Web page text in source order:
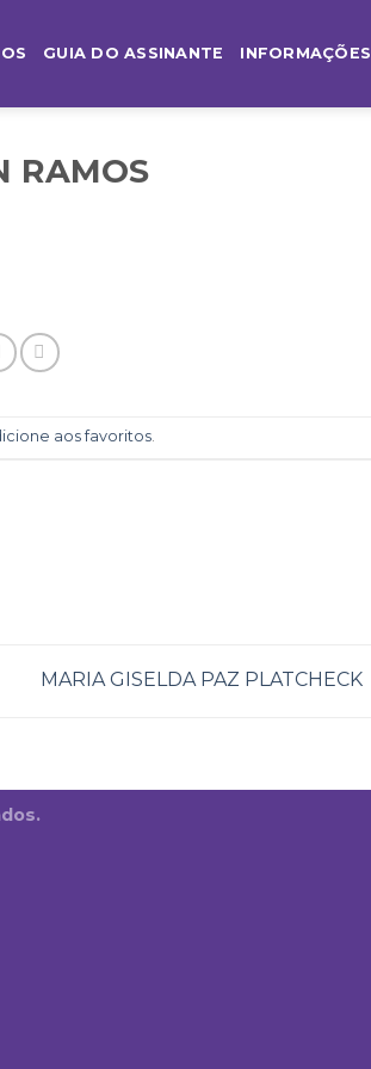
GUIA DO ASSINANTE INFORMAÇÕES
RAMOS
aos favoritos.
MARIA GISELDA PAZ PLATCHECK